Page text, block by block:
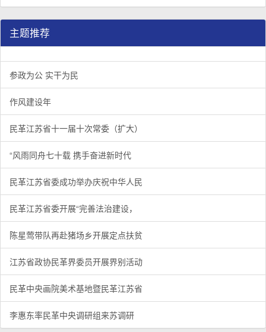
主题推荐
参政为公 实干为民
作风建设年
民革江苏省十一届十次常委（扩大）
“风雨同舟七十载 携手奋进新时代
民革江苏省委成功举办庆祝中华人民
民革江苏省委开展“完善法治建设，
陈星莺带队再赴猪场乡开展定点扶贫
江苏省政协民革界委员开展界别活动
民革中央画院美术基地暨民革江苏省
李惠东率民革中央调研组来苏调研